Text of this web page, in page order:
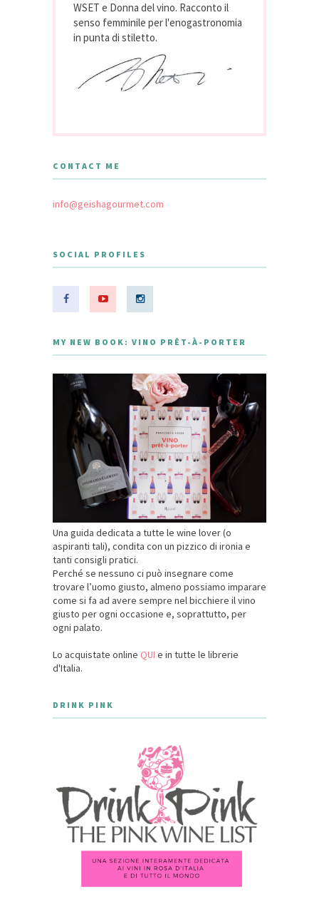
WSET e Donna del vino. Racconto il
senso femminile per l'enogastronomia
in punta di stiletto.
CONTACT ME
info@geishagourmet.com
SOCIAL PROFILES
MY NEW BOOK: VINO PRÊT-À-PORTER
Una guida dedicata a tutte le wine lover (o
aspiranti tali), condita con un pizzico di ironia e
tanti consigli pratici.
Perché se nessuno ci può insegnare come
trovare l’uomo giusto, almeno possiamo imparare
come si fa ad avere sempre nel bicchiere il vino
giusto per ogni occasione e, soprattutto, per
ogni palato.
Lo acquistate online QUI e in tutte le librerie
d'Italia.
DRINK PINK